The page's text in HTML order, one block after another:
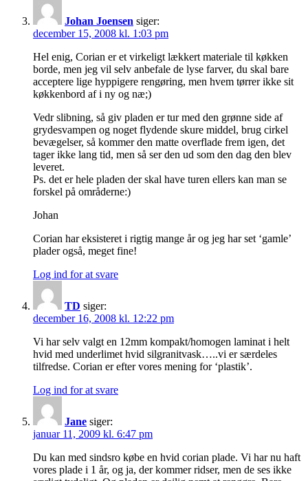
Johan Joensen siger:
december 15, 2008 kl. 1:03 pm
Hel enig, Corian er et virkeligt lækkert materiale til køkken
borde, men jeg vil selv anbefale de lyse farver, du skal bare
acceptere lige hyppigere rengøring, men hvem tørrer ikke sit
køkkenbord af i ny og næ;)
Vedr slibning, så giv pladen er tur med den grønne side af
grydesvampen og noget flydende skure middel, brug cirkel
bevægelser, så kommer den matte overflade frem igen, det
tager ikke lang tid, men så ser den ud som den dag den blev
leveret.
Ps. det er hele pladen der skal have turen ellers kan man se
forskel på områderne:)
Johan
Corian har eksisteret i rigtig mange år og jeg har set ‘gamle’
plader også, meget fine!
Log ind for at svare
TD siger:
december 16, 2008 kl. 12:22 pm
Vi har selv valgt en 12mm kompakt/homogen laminat i helt
hvid med underlimet hvid silgranitvask…..vi er særdeles
tilfredse. Corian er efter vores mening for ‘plastik’.
Log ind for at svare
Jane siger:
januar 11, 2009 kl. 6:47 pm
Du kan med sindsro købe en hvid corian plade. Vi har nu haft
vores plade i 1 år, og ja, der kommer ridser, men de ses ikke